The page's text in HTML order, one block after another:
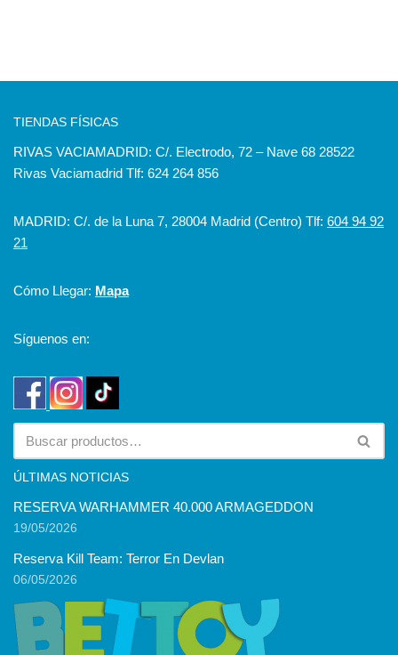
TIENDAS FÍSICAS
RIVAS VACIAMADRID: C/. Electrodo, 72 – Nave 68 28522
Rivas Vaciamadrid Tlf: 624 264 856
MADRID: C/. de la Luna 7, 28004 Madrid (Centro) Tlf: 604 94 92
21
Cómo Llegar: Mapa
Síguenos en:
ÚLTIMAS NOTICIAS
RESERVA WARHAMMER 40.000 ARMAGEDDON
19/05/2026
Reserva Kill Team: Terror En Devlan
06/05/2026